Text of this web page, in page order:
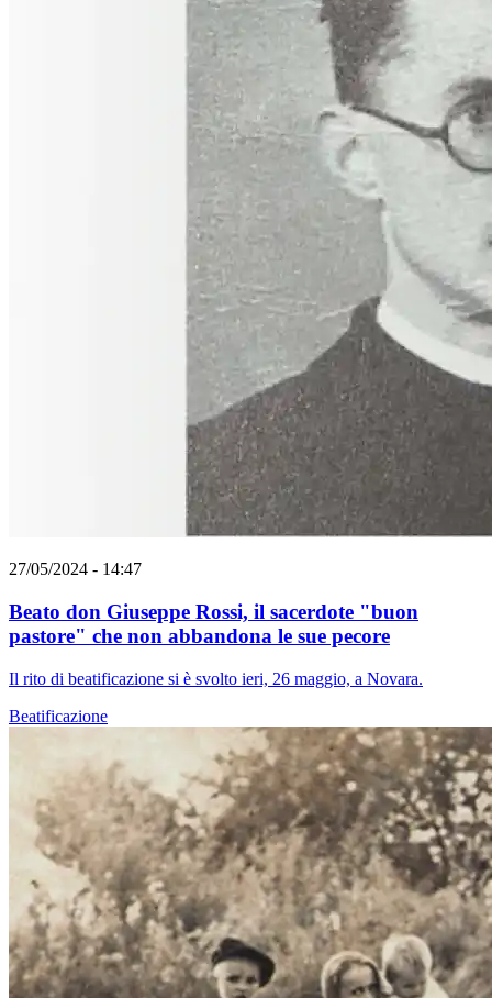
27/05/2024 - 14:47
Beato don Giuseppe Rossi, il sacerdote "buon
pastore" che non abbandona le sue pecore
Il rito di beatificazione si è svolto ieri, 26 maggio, a Novara.
Beatificazione